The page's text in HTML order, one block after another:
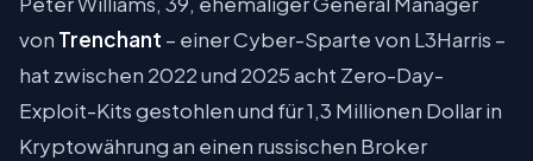
von Trenchant – einer Cyber-Sparte von L3Harris –
hat zwischen 2022 und 2025 acht Zero-Day-
Exploit-Kits gestohlen und für 1,3 Millionen Dollar in
Kryptowährung an einen russischen Broker